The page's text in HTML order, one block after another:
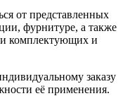
от представленных
фурнитуре, а также
комплектующих и
заказу
её применения.